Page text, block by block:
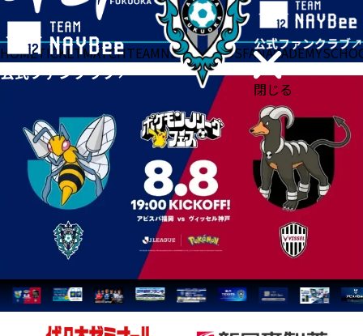
閉じる
HOMETICKETMATCHTEAMNEWSGOODSFANACADEMY